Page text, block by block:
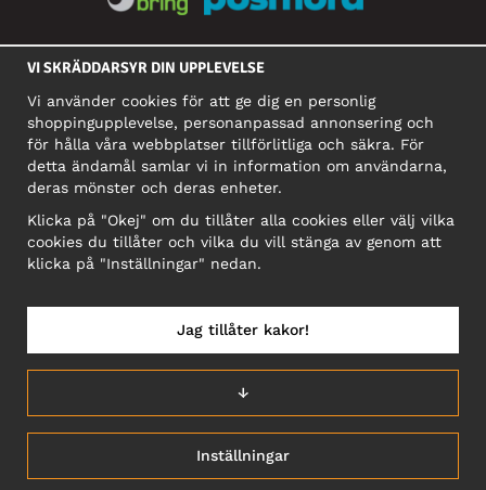
SOCIALA MEDIER
FÖRETAG
Motley Denim Europe OÜ
Narva mnt 5, EE-10117 Tallinn
Org: 12356245, Momsnummer: SE502090048501
OBS! Skicka inte varureturer till denna adress!
SVERIGE/SVENSKA
VI SKRÄDDARSYR DIN UPPLEVELSE
Vi använder cookies för att ge dig en personlig
shoppingupplevelse, personanpassad annonsering och
för hålla våra webbplatser tillförlitliga och säkra. För
detta ändamål samlar vi in information om användarna,
deras mönster och deras enheter.
Klicka på "Okej" om du tillåter alla cookies eller välj vilka
cookies du tillåter och vilka du vill stänga av genom att
klicka på "Inställningar" nedan.
Inställningar
↓
Jag tillåter kakor!